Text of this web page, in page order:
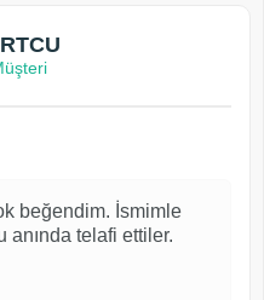
beğendim. İsmimle
anında telafi ettiler.